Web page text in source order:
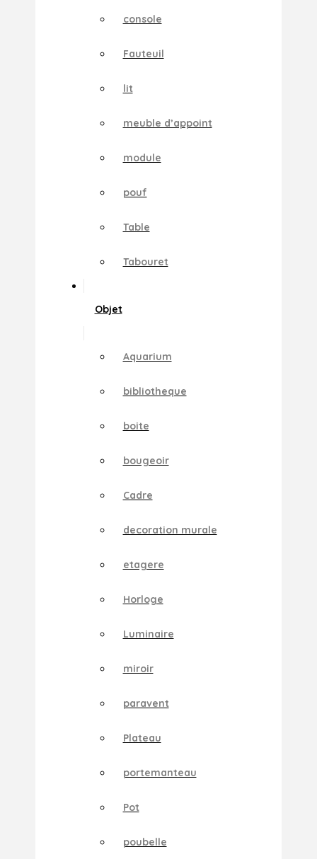
console
Fauteuil
lit
meuble d’appoint
module
pouf
Table
Tabouret
Objet
Aquarium
bibliotheque
boite
bougeoir
Cadre
decoration murale
etagere
Horloge
Luminaire
miroir
paravent
Plateau
portemanteau
Pot
poubelle